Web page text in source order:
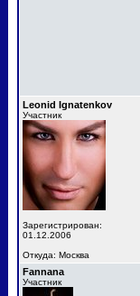
Leonid Ignatenkov
Участник
Зарегистрирован:
01.12.2006
Откуда: Москва
Fannana
Участник